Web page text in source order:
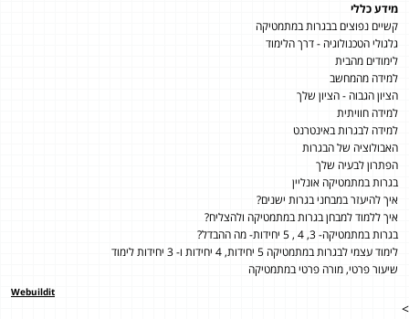
מידע כללי
קשיים נפוצים בבגרות במתמטיקה
גלגולי הטכנולוגיה - דרך הלימוד
לימודים מהבית
למידה מהמחשב
הציון הגבוה - הציון שלך
למידה חוויתית
למידה לבגרות באינטרנט
האבולוציה של הבגרות
הפתרון לבעיה שלך
בגרות במתמטיקה אונליין
איך להיעזר במבחני בגרות ישנים?
איך ללמוד למבחן בגרות במתמטיקה ולהצליח?
בגרות במתמטיקה- 3, 4 , 5 יחידות- מה ההבדל?
לימוד עצמי לבגרות במתמטיקה 5 יחידות, 4 יחידות ו- 3 יחידות לימוד
שיעור פרטי, מורה פרטי במתמטיקה
Webuildit
>